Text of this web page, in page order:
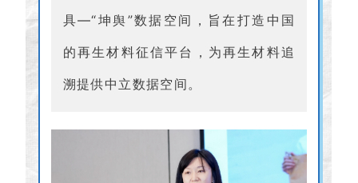
具—“坤舆”数据空间，旨在打造中国
的再生材料征信平台，为再生材料追
溯提供中立数据空间。